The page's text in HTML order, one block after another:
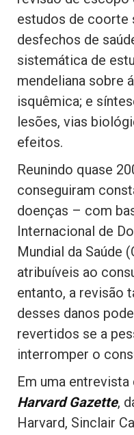
estudos de coorte
desfechos de
sistemática de
mendeliana sobre
isquêmica; e
lesões, vias
efeitos.
Reunindo quase
conseguiram
doenças – com
Internacional de
Mundial da Saúde
atribuíveis ao
entanto, a revisão
desses danos
revertidos se a
interromper o
Em uma
Harvard Gazette,
Harvard, Sinclair